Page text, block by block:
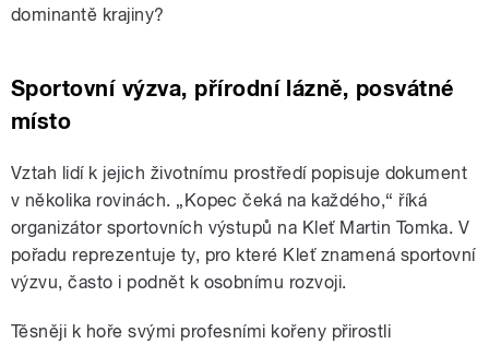
dominantě krajiny?
Sportovní výzva, přírodní lázně, posvátné
místo
Vztah lidí k jejich životnímu prostředí popisuje dokument
v několika rovinách. „Kopec čeká na každého,“ říká
organizátor sportovních výstupů na Kleť Martin Tomka. V
pořadu reprezentuje ty, pro které Kleť znamená sportovní
výzvu, často i podnět k osobnímu rozvoji.
Těsněji k hoře svými profesními kořeny přirostli